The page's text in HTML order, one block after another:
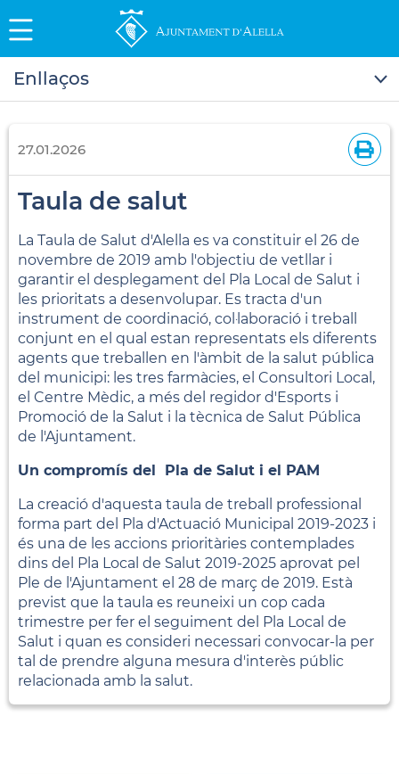
Enllaços
27.01.2026
Taula de salut
La Taula de Salut d'Alella es va constituir el 26 de
novembre de 2019 amb l'objectiu de vetllar i
garantir el desplegament del Pla Local de Salut i
les prioritats a desenvolupar. Es tracta d'un
instrument de coordinació, col·laboració i treball
conjunt en el qual estan representats els diferents
agents que treballen en l'àmbit de la salut pública
del municipi: les tres farmàcies, el Consultori Local,
el Centre Mèdic, a més del regidor d'Esports i
Promoció de la Salut i la tècnica de Salut Pública
de l'Ajuntament.
Un compromís del Pla de Salut i el PAM
La creació d'aquesta taula de treball professional
forma part del Pla d'Actuació Municipal 2019-2023 i
és una de les accions prioritàries contemplades
dins del Pla Local de Salut 2019-2025 aprovat pel
Ple de l'Ajuntament el 28 de març de 2019. Està
previst que la taula es reuneixi un cop cada
trimestre per fer el seguiment del Pla Local de
Salut i quan es consideri necessari convocar-la per
tal de prendre alguna mesura d'interès públic
relacionada amb la salut.